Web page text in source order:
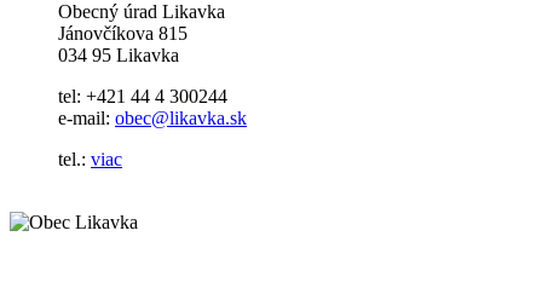
Obecný úrad Likavka
Jánovčíkova 815
034 95 Likavka
tel: +421 44 4 300244
e-mail: obec@likavka.sk
tel.: viac